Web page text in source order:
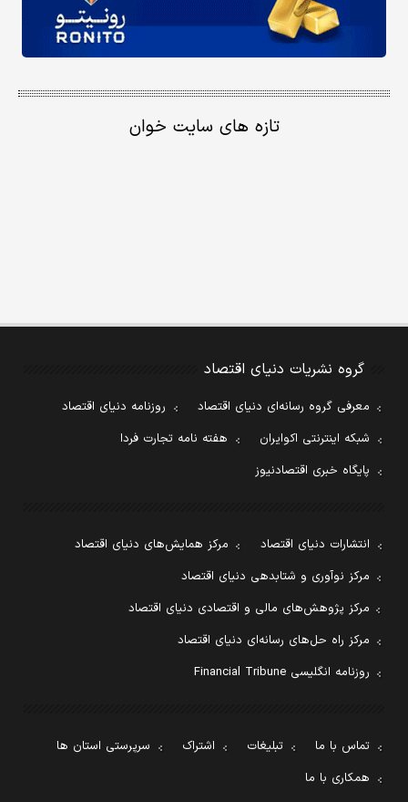
تازه های سایت خوان
گروه نشریات دنیای اقتصاد
معرفی گروه رسانه‌ای دنیای اقتصاد
روزنامه دنیای اقتصاد
شبکه اینترنتی اکوایران
هفته نامه تجارت فردا
پایگاه خبری اقتصادنیوز
انتشارات دنیای اقتصاد
مرکز همایش‌های دنیای اقتصاد
مرکز نوآوری و شتابدهی دنیای اقتصاد
مرکز پژوهش‌های مالی و اقتصادی دنیای اقتصاد
مرکز راه حل‌های رسانه‌ای دنیای اقتصاد
روزنامه انگلیسی Financial Tribune
تماس با ما تبلیغات اشتراک
سرپرستی استان ها
همکاری با ما